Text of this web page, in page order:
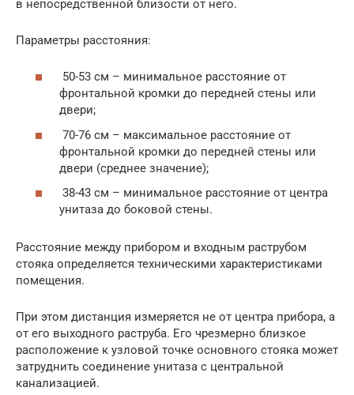
в непосредственной близости от него.
Параметры расстояния:
50-53 см – минимальное расстояние от
фронтальной кромки до передней стены или
двери;
70-76 см – максимальное расстояние от
фронтальной кромки до передней стены или
двери (среднее значение);
38-43 см – минимальное расстояние от центра
унитаза до боковой стены.
Расстояние между прибором и входным раструбом
стояка определяется техническими характеристиками
помещения.
При этом дистанция измеряется не от центра прибора, а
от его выходного раструба. Его чрезмерно близкое
расположение к узловой точке основного стояка может
затруднить соединение унитаза с центральной
канализацией.